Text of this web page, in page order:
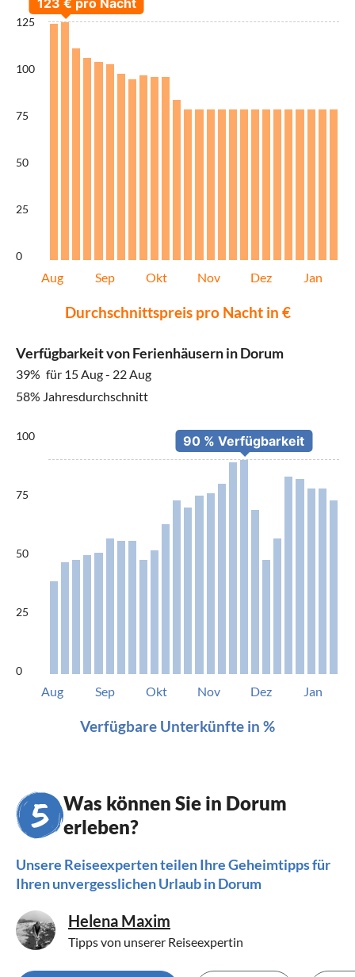
125
100
75
50
25
0
Aug Sep Okt Nov Dez Jan
Durchschnittspreis pro Nacht in €
Verfügbarkeit von Ferienhäusern in Dorum
39% für 15 Aug - 22 Aug
58% Jahresdurchschnitt
100
75
50
25
0
Aug Sep Okt Nov Dez Jan
Verfügbare Unterkünfte in %
Was können Sie in Dorum
erleben?
Unsere Reiseexperten teilen Ihre Geheimtipps für
Ihren unvergesslichen Urlaub in Dorum
Tipps von unserer Reiseexpertin
Helena Maxim